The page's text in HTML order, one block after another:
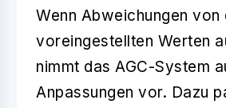
Wenn Abweichungen von
voreingestellten Werten
nimmt das AGC-System
Anpassungen vor. Dazu